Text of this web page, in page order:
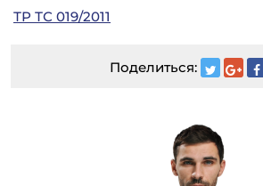
ТР ТС 019/2011
Поделиться: